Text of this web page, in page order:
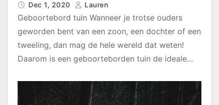
Dec 1, 2020 Lauren
Geboortebord tuin Wanneer je trotse ouders
geworden bent van een zoon, een dochter of een
tweeling, dan mag de hele wereld dat weten!
Daarom is een geboorteborden tuin de ideale…